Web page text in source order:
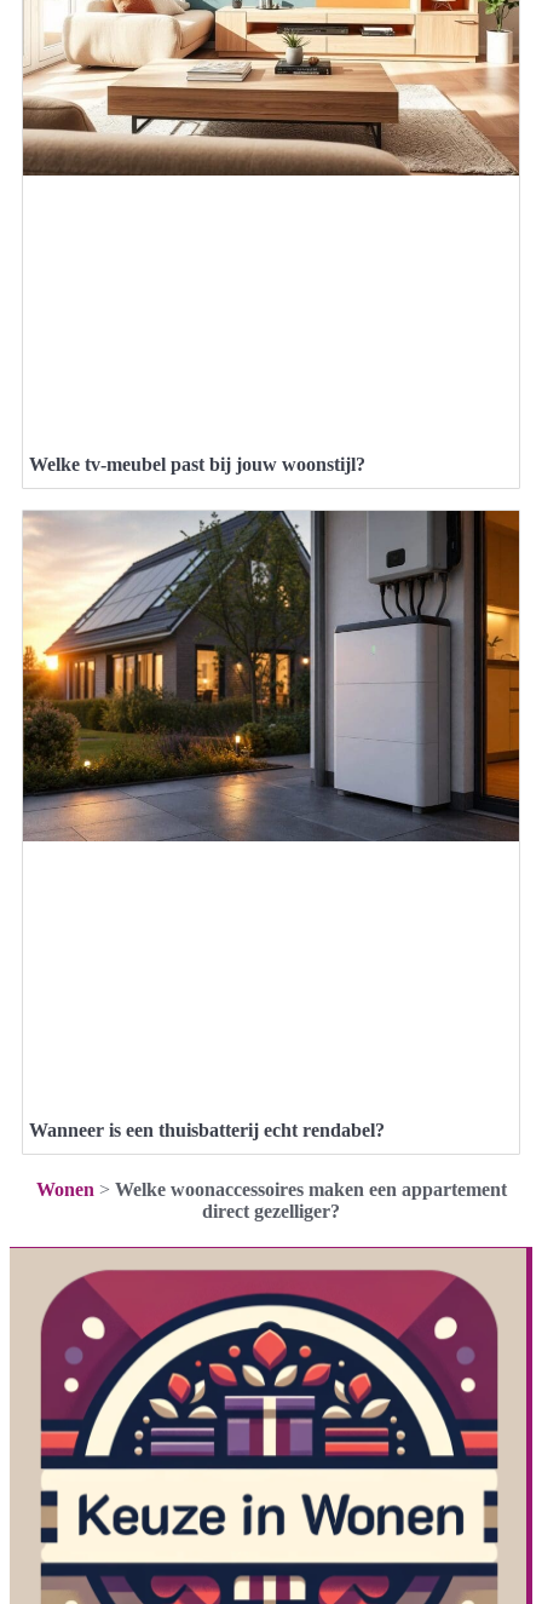
Welke tv-meubel past bij jouw woonstijl?
Wanneer is een thuisbatterij echt rendabel?
Wonen > Welke woonaccessoires maken een appartement
direct gezelliger?